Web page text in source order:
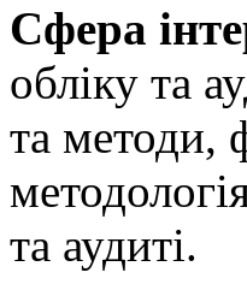
Сфера
обліку та
та методи,
та аудиті.